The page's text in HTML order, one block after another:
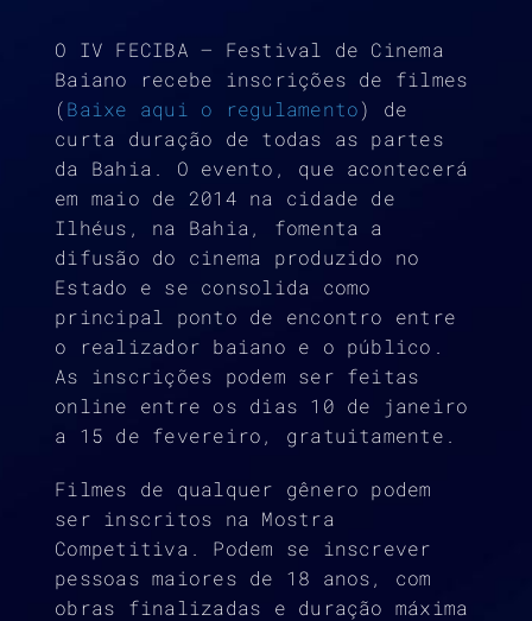
O IV FECIBA – Festival de Cinema
Baiano recebe inscrições de filmes
(Baixe aqui o regulamento) de
curta duração de todas as partes
da Bahia. O evento, que acontecerá
em maio de 2014 na cidade de
Ilhéus, na Bahia, fomenta a
difusão do cinema produzido no
Estado e se consolida como
principal ponto de encontro entre
o realizador baiano e o público.
As inscrições podem ser feitas
online entre os dias 10 de janeiro
a 15 de fevereiro, gratuitamente.
Filmes de qualquer gênero podem
ser inscritos na Mostra
Competitiva. Podem se inscrever
pessoas maiores de 18 anos, com
obras finalizadas e duração máxima